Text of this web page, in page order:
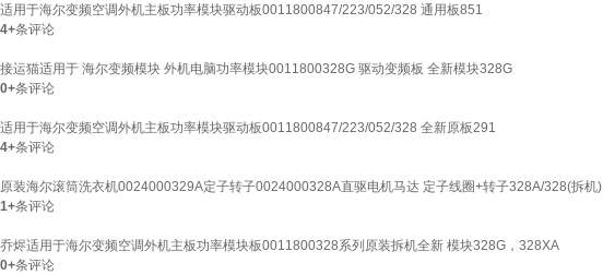
适用于海尔变频空调外机主板功率模块驱动板0011800847/223/052/328 通用板851
4+条评论
接运猫适用于 海尔变频模块 外机电脑功率模块0011800328G 驱动变频板 全新模块328G
0+条评论
适用于海尔变频空调外机主板功率模块驱动板0011800847/223/052/328 全新原板291
4+条评论
原装海尔滚筒洗衣机0024000329A定子转子0024000328A直驱电机马达 定子线圈+转子328A/328(拆机)
1+条评论
乔烬适用于海尔变频空调外机主板功率模块板0011800328系列原装拆机全新 模块328G，328XA
0+条评论